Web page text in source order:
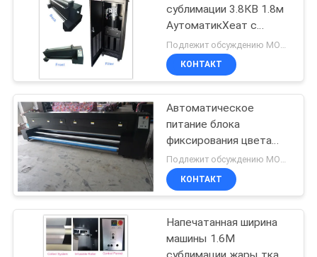
принтер eco
растворяющий
106
Печатная машина
флага
сублимации 3.8КВ 1.8м
АутоматикХеат с
аттестованным КЭ
КОНТАКТ
Автоматическое
питание блока
фиксирования цвета
машины сублимации
жары большого
формата и займет
Подлежит обсуждению MOQ:1 комплект
КОНТАКТ
Напечатанная ширина
машины 1.6М